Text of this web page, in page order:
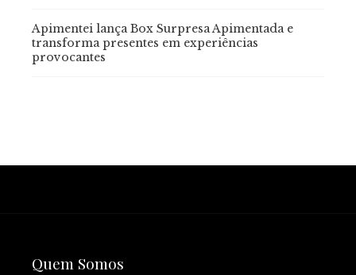
Apimentei lança Box Surpresa Apimentada e
transforma presentes em experiências
provocantes
Quem Somos